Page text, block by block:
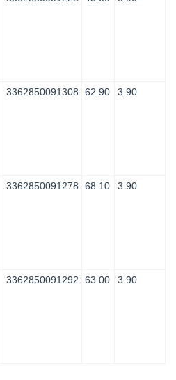
3362850091308 62.90 3.90
3362850091278 68.10 3.90
3362850091292 63.00 3.90